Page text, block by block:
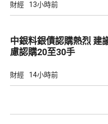
財經 13小時前
中銀料銀債認購熱烈 建議考
慮認購20至30手
財經 14小時前